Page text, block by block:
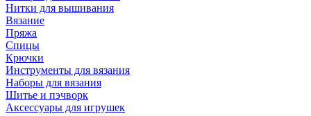
Нитки для вышивания
Вязание
Пряжа
Спицы
Крючки
Инструменты для вязания
Наборы для вязания
Шитье и пэчворк
Аксессуары для игрушек